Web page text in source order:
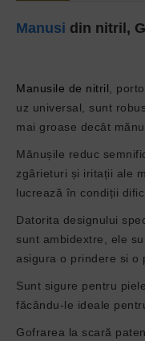
Manusi din nitril,
Manusile de nitril ,
uz universal, sunt
mai groase decât
Mănușile reduc
zgârieturi și iritații ale
lucrează în condiții
Datorita designului
sunt ambidextre, ele
asigura o prindere si o
Sunt sigure pentru
făcându-le ideale
Gofrarea la scară